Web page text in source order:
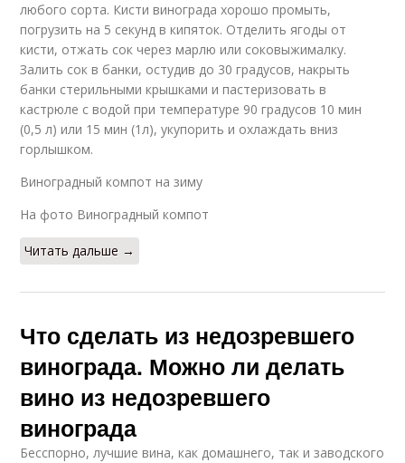
любого сорта. Кисти винограда хорошо промыть,
погрузить на 5 секунд в кипяток. Отделить ягоды от
кисти, отжать сок через марлю или соковыжималку.
Залить сок в банки, остудив до 30 градусов, накрыть
банки стерильными крышками и пастеризовать в
кастрюле с водой при температуре 90 градусов 10 мин
(0,5 л) или 15 мин (1л), укупорить и охлаждать вниз
горлышком.
Виноградный компот на зиму
На фото Виноградный компот
Читать дальше →
Что сделать из недозревшего
винограда. Можно ли делать
вино из недозревшего
винограда
Бесспорно, лучшие вина, как домашнего, так и заводского